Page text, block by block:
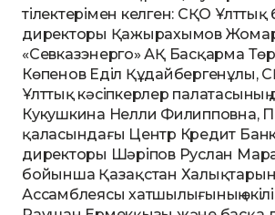
тілектерімен келген: СҚО Ұлттық
директоры Қажырахымов
«Севказэнерго» АҚ Басқарма
Көпенов Еділ Құдайбергенұлы,
Ұлттық кәсіпкерлер
Кукушкина Нелли Филипповна,
қаласындағы Центр Кредит
директоры Шәріпов Руслан
бойынша Қазақстан
Ассамблеясы хатшылығының